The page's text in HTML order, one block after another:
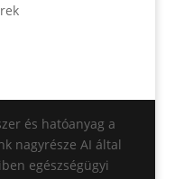
és hatóanyag a
nagyrésze AI által
egészségügyi